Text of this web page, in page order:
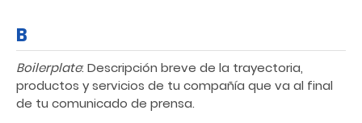
B
Boilerplate: Descripción breve de la trayectoria,
productos y servicios de tu compañía que va al final
de tu comunicado de prensa.